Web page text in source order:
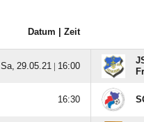
Datum | Zeit
  | 
